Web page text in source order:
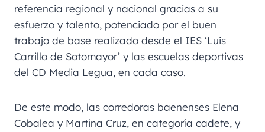
referencia regional y nacional gracias a su
esfuerzo y talento, potenciado por el buen
trabajo de base realizado desde el IES ‘Luis
Carrillo de Sotomayor’ y las escuelas deportivas
del CD Media Legua, en cada caso.
De este modo, las corredoras baenenses Elena
Cobalea y Martina Cruz, en categoría cadete, y